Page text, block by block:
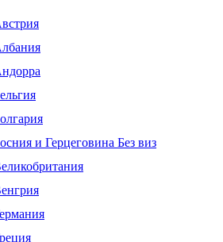
и Герцеговина Без виз